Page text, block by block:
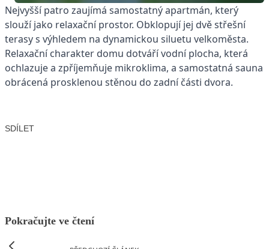
Nejvyšší patro zaujímá samostatný apartmán, který
slouží jako relaxační prostor. Obklopují jej dvě střešní
terasy s výhledem na dynamickou siluetu velkoměsta.
Relaxační charakter domu dotváří vodní plocha, která
ochlazuje a zpříjemňuje mikroklima, a samostatná sauna
obrácená prosklenou stěnou do zadní části dvora.
SDÍLET
Pokračujte ve čtení